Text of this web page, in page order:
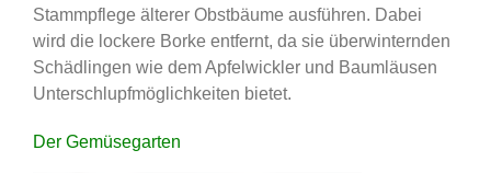
Stammpflege älterer Obstbäume ausführen. Dabei
wird die lockere Borke entfernt, da sie überwinternden
Schädlingen wie dem Apfelwickler und Baumläusen
Unterschlupfmöglichkeiten bietet.
Der Gemüsegarten